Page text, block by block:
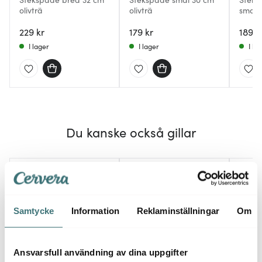
Samtycke Information Reklaminställningar Om
Ansvarsfull användning av dina uppgifter
olivträ
229 kr
I lager
olivträ
179 kr
I lager
smal
189
I
Du kanske också gillar
BRA